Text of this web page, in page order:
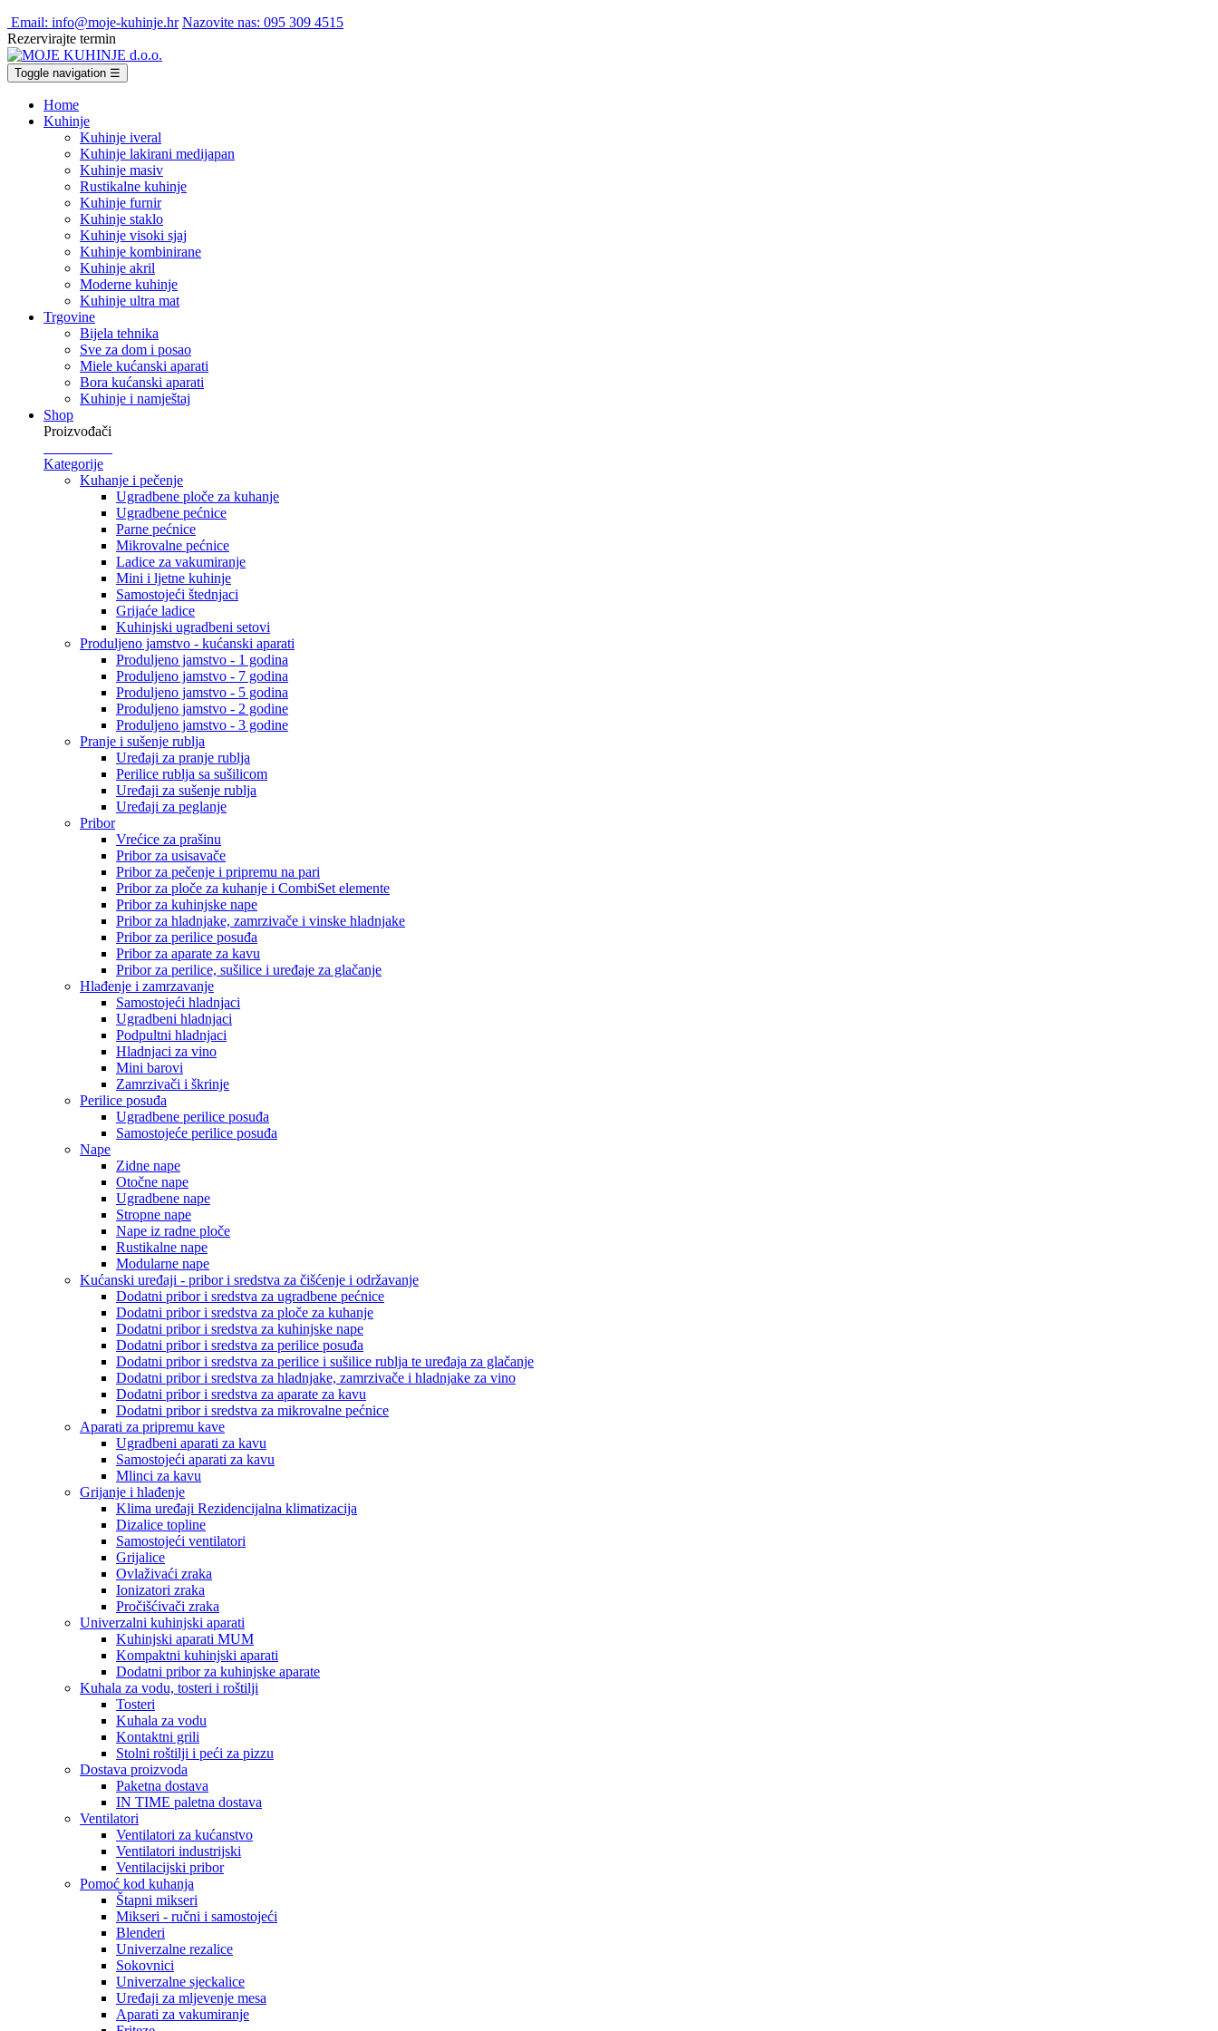
Email: info@moje-kuhinje.hr Nazovite nas: 095 309 4515
Rezervirajte termin
Toggle navigation ☰
Home
Kuhinje
Kuhinje iveral
Kuhinje lakirani medijapan
Kuhinje masiv
Rustikalne kuhinje
Kuhinje furnir
Kuhinje staklo
Kuhinje visoki sjaj
Kuhinje kombinirane
Kuhinje akril
Moderne kuhinje
Kuhinje ultra mat
Trgovine
Bijela tehnika
Sve za dom i posao
Miele kućanski aparati
Bora kućanski aparati
Kuhinje i namještaj
Shop
Proizvođači
Kategorije
Kuhanje i pečenje
Ugradbene ploče za kuhanje
Ugradbene pećnice
Parne pećnice
Mikrovalne pećnice
Ladice za vakumiranje
Mini i ljetne kuhinje
Samostojeći štednjaci
Grijaće ladice
Kuhinjski ugradbeni setovi
Produljeno jamstvo - kućanski aparati
Produljeno jamstvo - 1 godina
Produljeno jamstvo - 7 godina
Produljeno jamstvo - 5 godina
Produljeno jamstvo - 2 godine
Produljeno jamstvo - 3 godine
Pranje i sušenje rublja
Uređaji za pranje rublja
Perilice rublja sa sušilicom
Uređaji za sušenje rublja
Uređaji za peglanje
Pribor
Vrećice za prašinu
Pribor za usisavače
Pribor za pečenje i pripremu na pari
Pribor za ploče za kuhanje i CombiSet elemente
Pribor za kuhinjske nape
Pribor za hladnjake, zamrzivače i vinske hladnjake
Pribor za perilice posuđa
Pribor za aparate za kavu
Pribor za perilice, sušilice i uređaje za glačanje
Hlađenje i zamrzavanje
Samostojeći hladnjaci
Ugradbeni hladnjaci
Podpultni hladnjaci
Hladnjaci za vino
Mini barovi
Zamrzivači i škrinje
Perilice posuđa
Ugradbene perilice posuđa
Samostojeće perilice posuđa
Nape
Zidne nape
Otočne nape
Ugradbene nape
Stropne nape
Nape iz radne ploče
Rustikalne nape
Modularne nape
Kućanski uređaji - pribor i sredstva za čišćenje i održavanje
Dodatni pribor i sredstva za ugradbene pećnice
Dodatni pribor i sredstva za ploče za kuhanje
Dodatni pribor i sredstva za kuhinjske nape
Dodatni pribor i sredstva za perilice posuđa
Dodatni pribor i sredstva za perilice i sušilice rublja te uređaja za glačanje
Dodatni pribor i sredstva za hladnjake, zamrzivače i hladnjake za vino
Dodatni pribor i sredstva za aparate za kavu
Dodatni pribor i sredstva za mikrovalne pećnice
Aparati za pripremu kave
Ugradbeni aparati za kavu
Samostojeći aparati za kavu
Mlinci za kavu
Grijanje i hlađenje
Klima uređaji Rezidencijalna klimatizacija
Dizalice topline
Samostojeći ventilatori
Grijalice
Ovlaživaći zraka
Ionizatori zraka
Pročišćivači zraka
Univerzalni kuhinjski aparati
Kuhinjski aparati MUM
Kompaktni kuhinjski aparati
Dodatni pribor za kuhinjske aparate
Kuhala za vodu, tosteri i roštilji
Tosteri
Kuhala za vodu
Kontaktni grili
Stolni roštilji i peći za pizzu
Dostava proizvoda
Paketna dostava
IN TIME paletna dostava
Ventilatori
Ventilatori za kućanstvo
Ventilatori industrijski
Ventilacijski pribor
Pomoć kod kuhanja
Štapni mikseri
Mikseri - ručni i samostojeći
Blenderi
Univerzalne rezalice
Sokovnici
Univerzalne sjeckalice
Uređaji za mljevenje mesa
Aparati za vakumiranje